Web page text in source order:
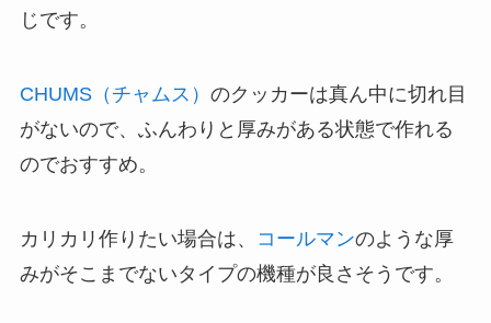
じです。
CHUMS（チャムス） のクッカーは真ん中に切れ目
がないので、ふんわりと厚みがある状態で作れる
のでおすすめ。
カリカリ作りたい場合は、 コールマンのような厚
みがそこまでないタイプの機種が良さそうです。